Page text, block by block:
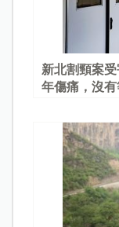
新北割頸案
年傷痛，沒